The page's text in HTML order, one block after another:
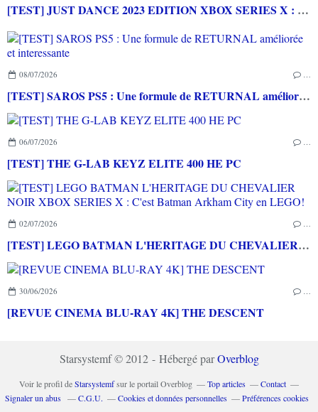
[TEST] JUST DANCE 2023 EDITION XBOX SERIES X : la fête est (presque) toujours aussi folle!
08/07/2026
[TEST] SAROS PS5 : Une formule de RETURNAL améliorée et interessante
06/07/2026
[TEST] THE G-LAB KEYZ ELITE 400 HE PC
02/07/2026
[TEST] LEGO BATMAN L'HERITAGE DU CHEVALIER NOIR XBOX SERIES X : C'est Batman Arkham City en LEGO!
30/06/2026
[REVUE CINEMA BLU-RAY 4K] THE DESCENT
Starsystemf © 2012 - Hébergé parOverblog
Voir le profil deStarsystemfsur le portail Overblog Top articles
Contact
Signaler un abus
C.G.U. Cookies et données personnelles Préférences cookies